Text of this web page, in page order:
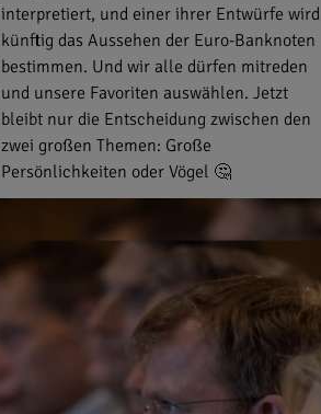
interpretiert, und einer ihrer Entwürfe wird
künftig das Aussehen der Euro-Banknoten
bestimmen. Und wir alle dürfen mitreden
und unsere Favoriten auswählen. Jetzt
bleibt nur die Entscheidung zwischen den
zwei großen Themen: Große
Persönlichkeiten oder Vögel 🤔